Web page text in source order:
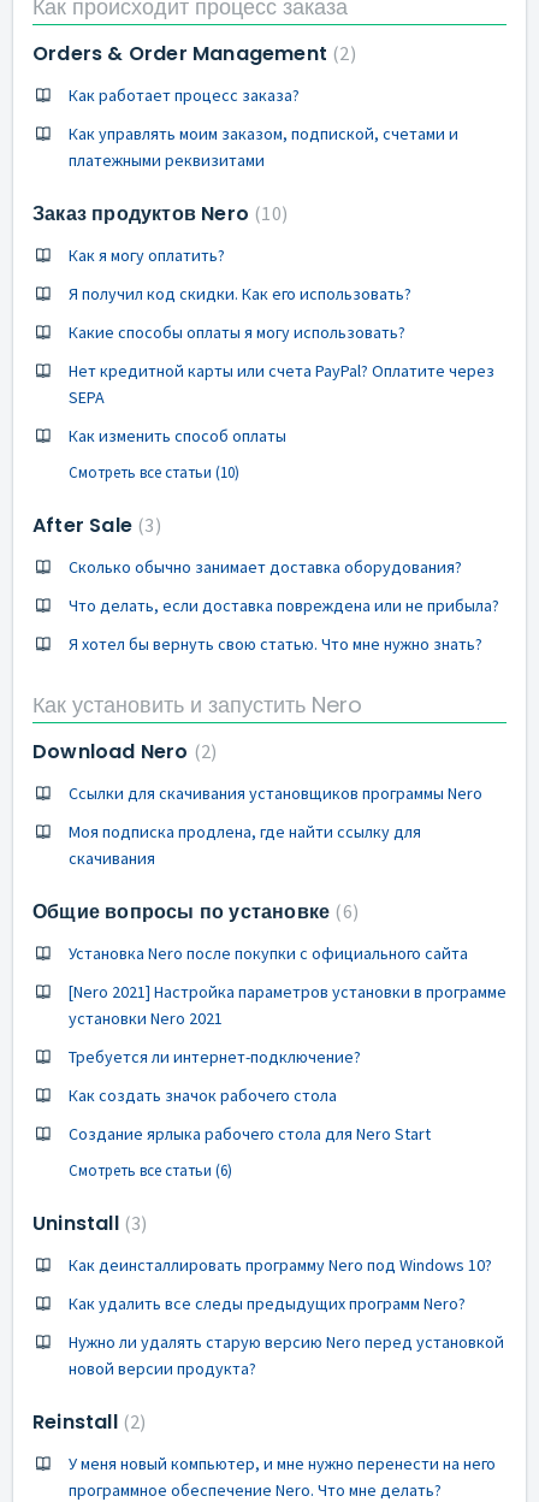
Как происходит процесс заказа
Orders & Order Management 2
Как работает процесс заказа?
Как управлять моим заказом, подпиской, счетами и
платежными реквизитами
Заказ продуктов Nero 10
Как я могу оплатить?
Я получил код скидки. Как его использовать?
Какие способы оплаты я могу использовать?
Нет кредитной карты или счета PayPal? Оплатите через
SEPA
Как изменить способ оплаты
Смотреть все статьи (10)
After Sale 3
Сколько обычно занимает доставка оборудования?
Что делать, если доставка повреждена или не прибыла?
Я хотел бы вернуть свою статью. Что мне нужно знать?
Как установить и запустить Nero
Download Nero 2
Ссылки для скачивания установщиков программы Nero
Моя подписка продлена, где найти ссылку для
скачивания
Общие вопросы по установке 6
Установка Nero после покупки с официального сайта
[Nero 2021] Настройка параметров установки в программе
установки Nero 2021
Требуется ли интернет-подключение?
Как создать значок рабочего стола
Создание ярлыка рабочего стола для Nero Start
Смотреть все статьи (6)
Uninstall 3
Как деинсталлировать программу Nero под Windows 10?
Как удалить все следы предыдущих программ Nero?
Нужно ли удалять старую версию Nero перед установкой
новой версии продукта?
Reinstall 2
У меня новый компьютер, и мне нужно перенести на него
программное обеспечение Nero. Что мне делать?